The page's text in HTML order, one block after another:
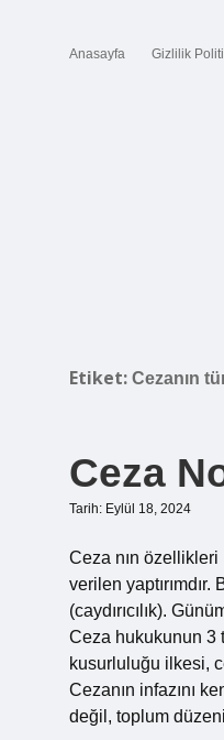
Anasayfa Gizlilik
Etiket: Cezanın
Ceza
Tarih: Eylül 18, 2024
Ceza nın özellikleri
verilen
(caydırıcılık).
Ceza hukukunun 3
kusurluluğu ilkesi,
Cezanın infazını
değil, toplum